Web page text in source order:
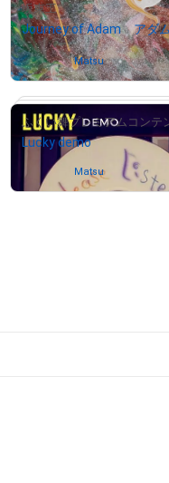
坂東工
Owned byMatsu
ふくい舞プレミアムコンテ
Lucky demo
Owned by Matsu